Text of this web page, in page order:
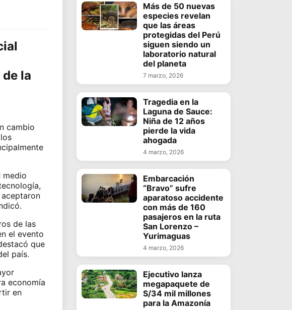
la
cambio
medio
de las
el evento
que
país.
economía
en
Más de 50 nuevas
especies revelan
que las áreas
protegidas del Perú
siguen siendo un
laboratorio natural
del planeta
7 marzo, 2026
Tragedia en la
Laguna de Sauce:
Niña de 12 años
pierde la vida
ahogada
4 marzo, 2026
Embarcación
“Bravo” sufre
aparatoso accidente
con más de 160
pasajeros en la ruta
San Lorenzo –
Yurimaguas
4 marzo, 2026
Ejecutivo lanza
megapaquete de
S/34 mil millones
para la Amazonía